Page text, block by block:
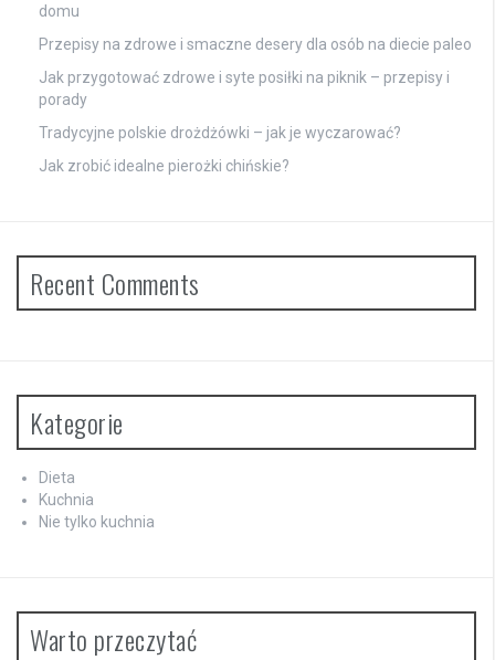
domu
Przepisy na zdrowe i smaczne desery dla osób na diecie paleo
Jak przygotować zdrowe i syte posiłki na piknik – przepisy i
porady
Tradycyjne polskie drożdżówki – jak je wyczarować?
Jak zrobić idealne pierożki chińskie?
Recent Comments
Kategorie
Dieta
Kuchnia
Nie tylko kuchnia
Warto przeczytać